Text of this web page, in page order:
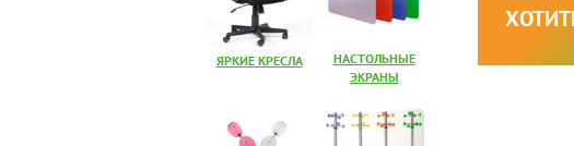
ЯРКИЕ КРЕСЛА
НАСТОЛЬНЫЕ
ЭКРАНЫ